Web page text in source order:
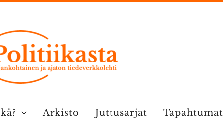
Arkisto Juttusarjat Tapahtumat